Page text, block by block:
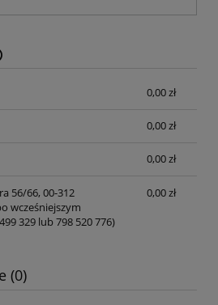
kosztów płatności
0,00 zł
0,00 zł
0,00 zł
56/66, 00-312
wcześniejszym
329 lub 798 520 776)
0,00 zł
(0)